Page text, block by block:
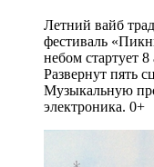
Летний вайб
фестиваль
небом стартует
Развернут пять
Музыкальную
электроника. 0+